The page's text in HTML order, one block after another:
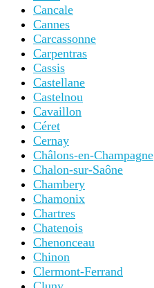
Cancale
Cannes
Carcassonne
Carpentras
Cassis
Castellane
Castelnou
Cavaillon
Céret
Cernay
Châlons-en-Champagne
Chalon-sur-Saône
Chambery
Chamonix
Chartres
Chatenois
Chenonceau
Chinon
Clermont-Ferrand